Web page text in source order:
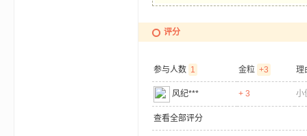
评分
参与人数 1 金粒 +3 理
风纪*** + 3 小
查看全部评分